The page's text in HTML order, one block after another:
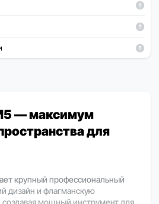
— максимум
для
крупный профессиональный
дизайн и флагманскую
создавая мощный инструмент для